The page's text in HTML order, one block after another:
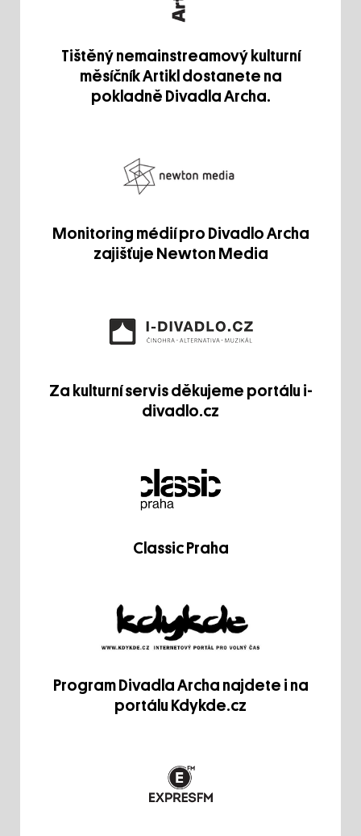
Tištěný nemainstreamový kulturní
měsíčník Artikl dostanete na
pokladně Divadla Archa.
Monitoring médií pro Divadlo Archa
zajišťuje Newton Media
Za kulturní servis děkujeme portálu i-
divadlo.cz
Classic Praha
Program Divadla Archa najdete i na
portálu Kdykde.cz